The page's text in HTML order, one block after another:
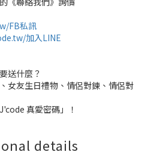
FB私訊
加入LINE
送什麼？
女友生日禮物、情侶對鍊、情侶對
真愛密碼」！
details